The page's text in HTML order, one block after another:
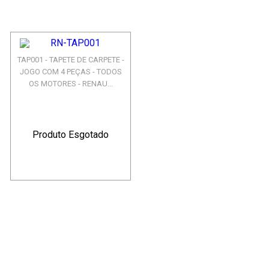
TAP001 - TAPETE DE CARPETE -
JOGO COM 4 PEÇAS - TODOS
OS MOTORES - RENAU...
Produto Esgotado